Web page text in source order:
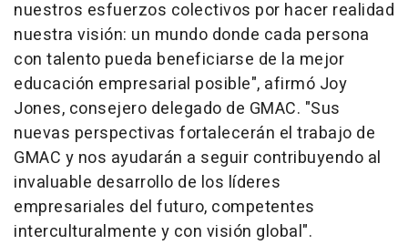
nuestros esfuerzos colectivos por hacer realidad
nuestra visión: un mundo donde cada persona
con talento pueda beneficiarse de la mejor
educación empresarial posible", afirmó Joy
Jones, consejero delegado de GMAC. "Sus
nuevas perspectivas fortalecerán el trabajo de
GMAC y nos ayudarán a seguir contribuyendo al
invaluable desarrollo de los líderes
empresariales del futuro, competentes
interculturalmente y con visión global".